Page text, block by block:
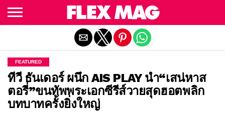
FEATURED
ทีวี ธันเดอร์ ผนึก AIS PLAY นำ“เสน่หาส
ตอรี่”ขนทัพพระเอกซีรีส์วายสุดฮอตพลิก
บทบาทครั้งยิ่งใหญ่
Exit mobile version